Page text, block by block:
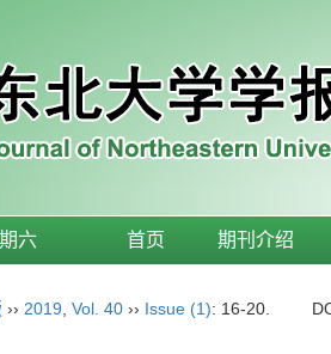
六 首页 期刊介绍
›› 2019 Vol. 40 ›› Issue (1): 16-20.